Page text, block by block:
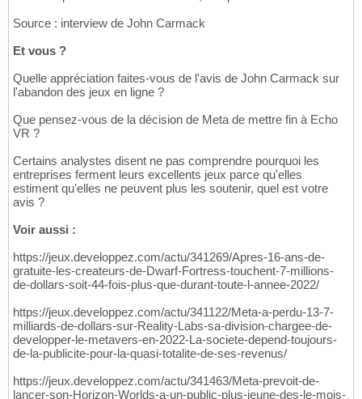
Source : interview de John Carmack
Et vous ?
Quelle appréciation faites-vous de l'avis de John Carmack sur
l'abandon des jeux en ligne ?
Que pensez-vous de la décision de Meta de mettre fin à Echo
VR ?
Certains analystes disent ne pas comprendre pourquoi les
entreprises ferment leurs excellents jeux parce qu'elles
estiment qu'elles ne peuvent plus les soutenir, quel est votre
avis ?
Voir aussi :
https://jeux.developpez.com/actu/341269/Apres-16-ans-de-
gratuite-les-createurs-de-Dwarf-Fortress-touchent-7-millions-
de-dollars-soit-44-fois-plus-que-durant-toute-l-annee-2022/
https://jeux.developpez.com/actu/341122/Meta-a-perdu-13-7-
milliards-de-dollars-sur-Reality-Labs-sa-division-chargee-de-
developper-le-metavers-en-2022-La-societe-depend-toujours-
de-la-publicite-pour-la-quasi-totalite-de-ses-revenus/
https://jeux.developpez.com/actu/341463/Meta-prevoit-de-
lancer-son-Horizon-Worlds-a-un-public-plus-jeune-des-le-mois-